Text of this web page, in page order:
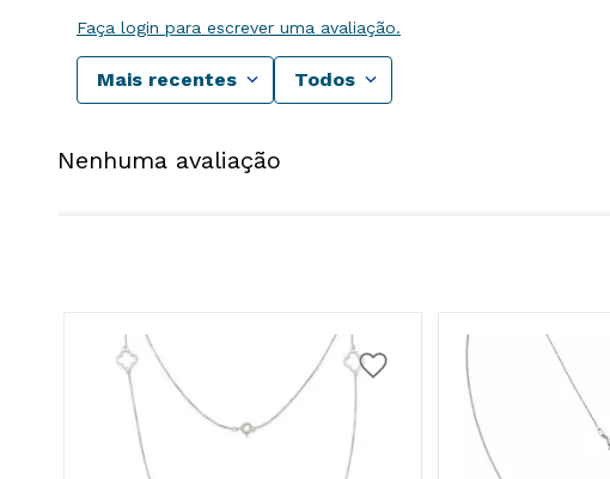
Faça login para escrever uma avaliação.
Mais recentes Todos
Nenhuma avaliação